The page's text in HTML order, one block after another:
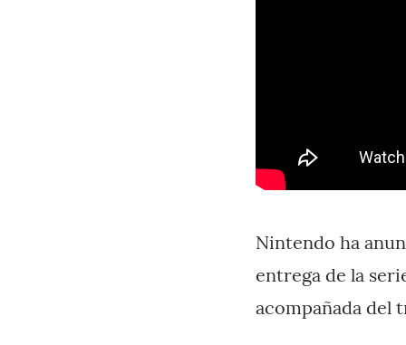
Nintendo ha
entrega de la
acompañada del